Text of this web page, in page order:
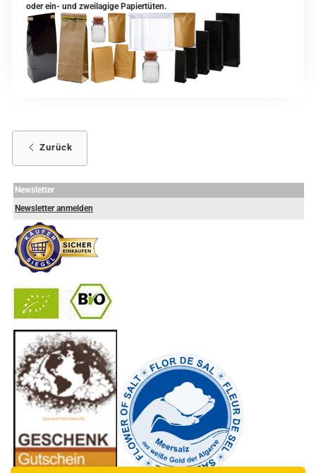
oder ein- und zweilagige Papiertüten.
Zurück
Newsletter
Newsletter anmelden